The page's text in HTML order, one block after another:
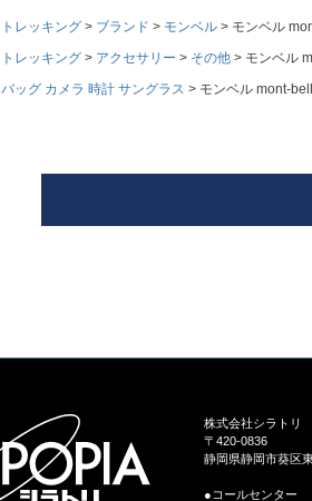
トレッキング ブランド モンベル
モンベル
トレッキング アクセサリー その他
モンベル
バッグ カメラ 時計 サングラス モンベル mont-
株式会社シラトリ
〒420-0836
静岡県静岡市葵区
●コールセンター